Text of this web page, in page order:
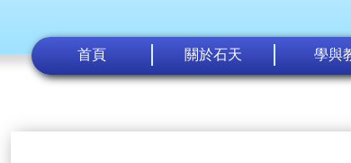
首頁 關於石天 學與